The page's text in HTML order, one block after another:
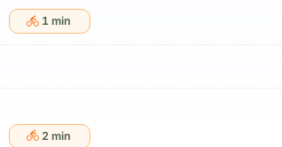
1 min
2 min